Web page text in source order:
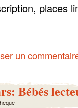
places
un
Bébés